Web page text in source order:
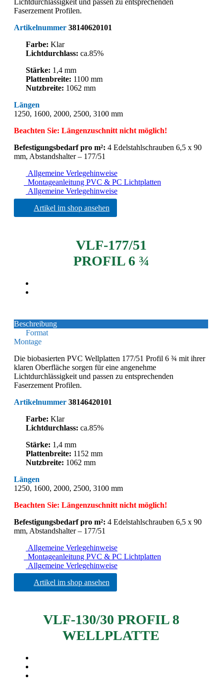
Lichtdurchlässigkeit und passen zu entsprechenden
Faserzement Profilen.
Artikelnummer 38140620101
Farbe: Klar
Lichtdurchlass: ca.85%
Stärke: 1,4 mm
Plattenbreite: 1100 mm
Nutzbreite: 1062 mm
Längen
1250, 1600, 2000, 2500, 3100 mm
Beachten Sie: Längenzuschnitt nicht möglich!
Befestigungsbedarf pro m²: 4 Edelstahlschrauben 6,5 x 90
mm, Abstandshalter – 177/51
Allgemeine Verlegehinweise
Montageanleitung PVC & PC Lichtplatten
Allgemeine Verlegehinweise
Artikel im shop ansehen
VLF-177/51
PROFIL 6 ¾
Beschreibung
Format
Montage
Die biobasierten PVC Wellplatten 177/51 Profil 6 ¾ mit ihrer
klaren Oberfläche sorgen für eine angenehme
Lichtdurchlässigkeit und passen zu entsprechenden
Faserzement Profilen.
Artikelnummer 38146420101
Farbe: Klar
Lichtdurchlass: ca.85%
Stärke: 1,4 mm
Plattenbreite: 1152 mm
Nutzbreite: 1062 mm
Längen
1250, 1600, 2000, 2500, 3100 mm
Beachten Sie: Längenzuschnitt nicht möglich!
Befestigungsbedarf pro m²: 4 Edelstahlschrauben 6,5 x 90
mm, Abstandshalter – 177/51
Allgemeine Verlegehinweise
Montageanleitung PVC & PC Lichtplatten
Allgemeine Verlegehinweise
Artikel im shop ansehen
VLF-130/30 PROFIL 8
WELLPLATTE